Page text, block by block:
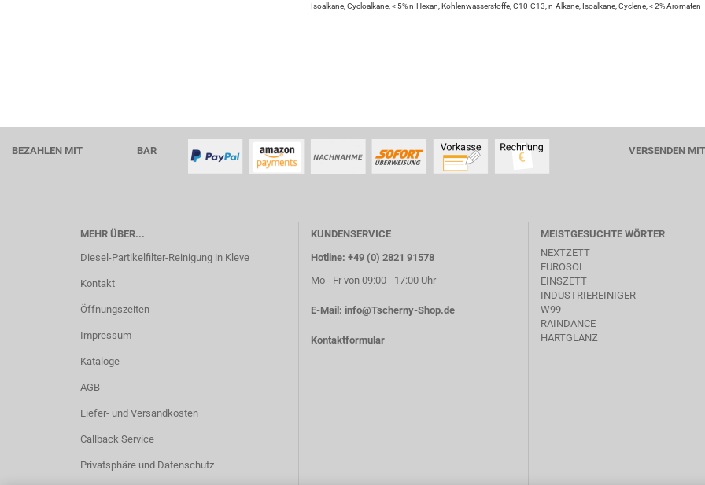
Isoalkane, Cycloalkane, < 5% n-Hexan, Kohlenwasserstoffe, C10-C13, n-Alkane, Isoalkane, Cyclene, < 2% Aromaten
BEZAHLEN MIT BAR VERSENDEN MIT
MEHR ÜBER...
Diesel-Partikelfilter-Reinigung in Kleve
Kontakt
Öffnungszeiten
Impressum
Kataloge
AGB
Liefer- und Versandkosten
Callback Service
Privatsphäre und Datenschutz
KUNDENSERVICE
Hotline: +49 (0) 2821 91578
Mo - Fr von 09:00 - 17:00 Uhr
E-Mail: info@Tscherny-Shop.de
Kontaktformular
MEISTGESUCHTE WÖRTER
NEXTZETT
EUROSOL
EINSZETT
INDUSTRIEREINIGER
W99
RAINDANCE
HARTGLANZ